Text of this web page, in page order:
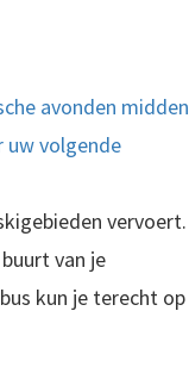
avonden midden
uw volgende
vervoert.
van je
kun je terecht op